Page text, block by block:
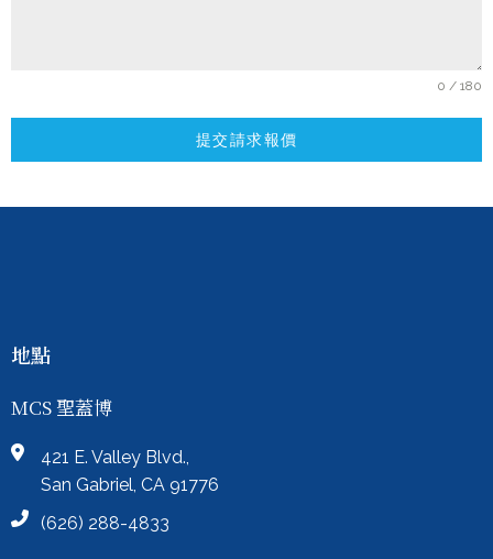
0 / 180
提交請求報價
地點
MCS 聖蓋博
421 E. Valley Blvd.,
San Gabriel, CA 91776
(626) 288-4833